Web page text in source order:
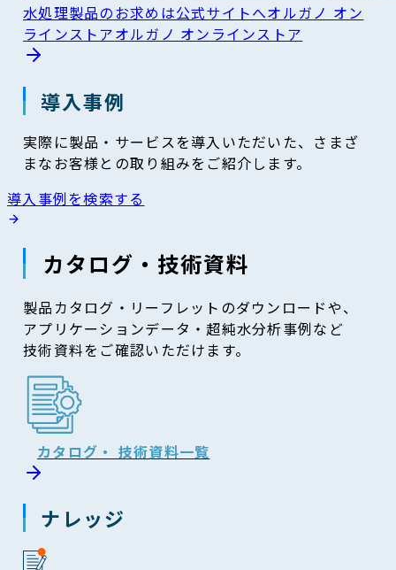
水処理製品のお求めは公式サイトへオルガノ オン
ラインストアオルガノ オンラインストア
導入事例
実際に製品・サービスを導入いただいた、さまざ
まなお客様との取り組みをご紹介します。
導入事例を検索する
カタログ・技術資料
製品カタログ・リーフレットのダウンロードや、
アプリケーションデータ・超純水分析事例など
技術資料をご確認いただけます。
カタログ・ 技術資料一覧
ナレッジ